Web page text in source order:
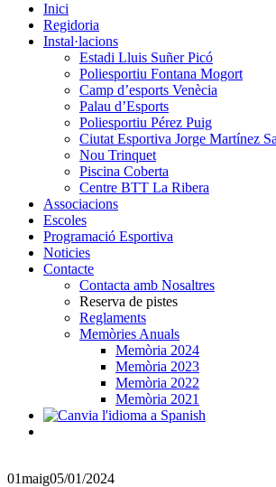
Inici
Regidoria
Instal·lacions
Estadi Lluis Suñer Picó
Poliesportiu Fontana Mogort
Camp d’esports Venècia
Palau d’Esports
Poliesportiu Pérez Puig
Ciutat Esportiva Jorge Martínez
Nou Trinquet
Piscina Coberta
Centre BTT La Ribera
Associacions
Escoles
Programació Esportiva
Noticies
Contacte
Contacta amb Nosaltres
Reserva de pistes
Reglaments
Memòries Anuals
Memòria 2024
Memòria 2023
Memòria 2022
Memòria 2021
01maig05/01/2024